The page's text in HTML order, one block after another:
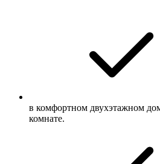
в комфортном двухэтажном
комнате.